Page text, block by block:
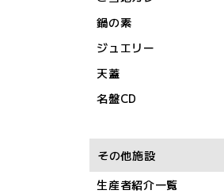
鍋の素
ジュエリー
天蓋
名盤CD
その他施設
生産者紹介一覧